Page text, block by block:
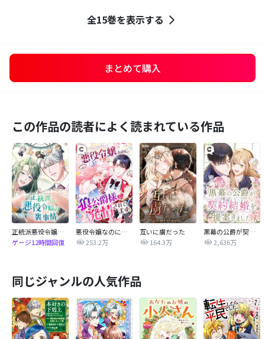
全15巻を表示する
まとめて購入
この作品の読者によく読まれている作品
正統派悪役令嬢の裏事情
ゲージ12時間回復
悪役令嬢なのに、狼公爵様に発情されてます
253.2万
互いに虜だった
164.3万
黒幕の公爵が契約結婚を提案しました
2,636万
同じジャンルの人気作品